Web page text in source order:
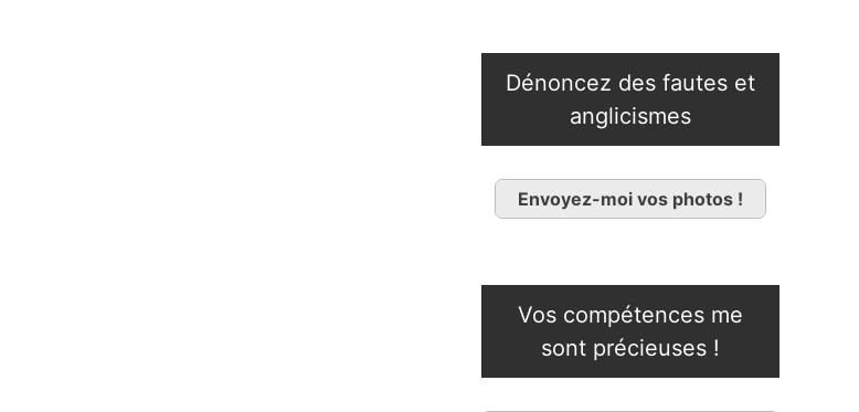
Dénoncez des fautes et
anglicismes
Envoyez-moi vos photos !
Vos compétences me
sont précieuses !